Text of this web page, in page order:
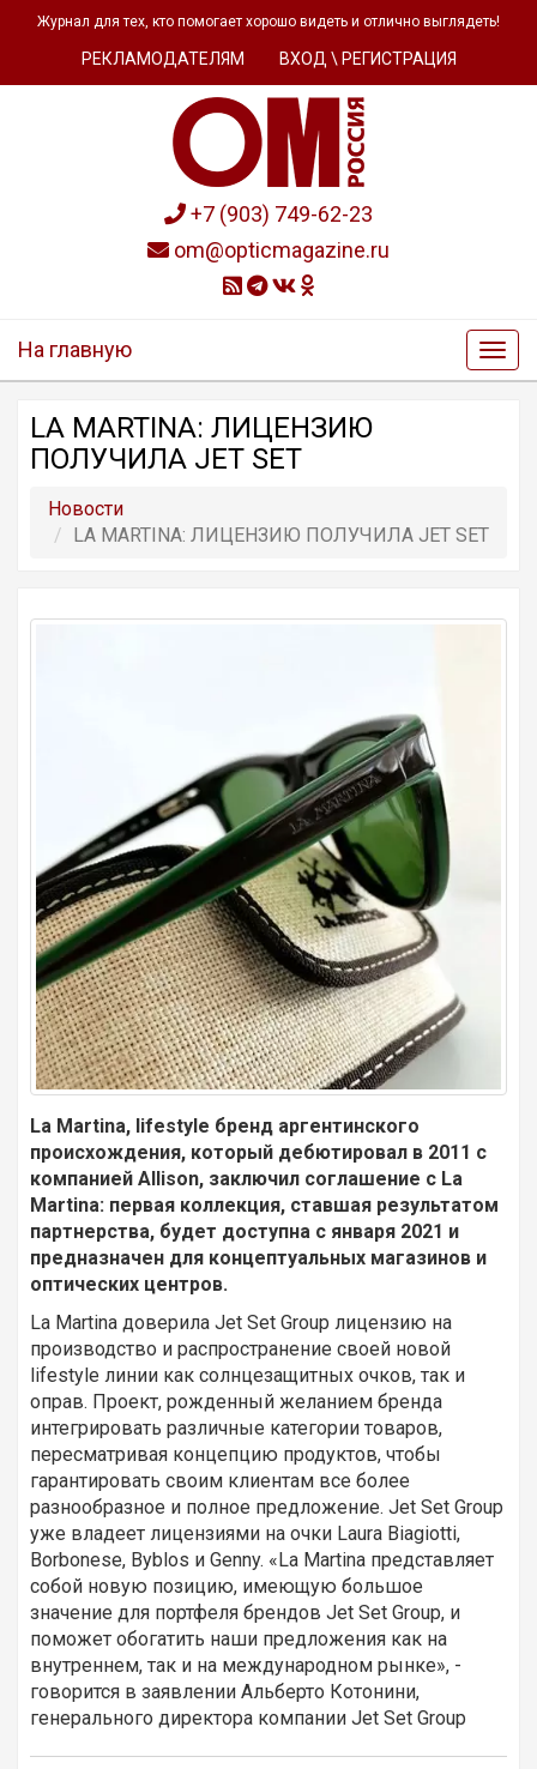
Журнал для тех, кто помогает хорошо видеть и отлично выглядеть!
РЕКЛАМОДАТЕЛЯМ ВХОД \ РЕГИСТРАЦИЯ
+7 (903) 749-62-23
om@opticmagazine.ru
На главную
LA MARTINA: ЛИЦЕНЗИЮ
ПОЛУЧИЛА JET SET
Новости
LA MARTINA: ЛИЦЕНЗИЮ ПОЛУЧИЛА JET SET
La Martina, lifestyle бренд аргентинского
происхождения, который дебютировал в 2011 с
компанией Allison, заключил соглашение с La
Martina: первая коллекция, ставшая результатом
партнерства, будет доступна с января 2021 и
предназначен для концептуальных магазинов и
оптических центров.
La Martina доверила Jet Set Group лицензию на
производство и распространение своей новой
lifestyle линии как солнцезащитных очков, так и
оправ. Проект, рожденный желанием бренда
интегрировать различные категории товаров,
пересматривая концепцию продуктов, чтобы
гарантировать своим клиентам все более
разнообразное и полное предложение. Jet Set Group
уже владеет лицензиями на очки Laura Biagiotti,
Borbonese, Byblos и Genny. «La Martina представляет
собой новую позицию, имеющую большое
значение для портфеля брендов Jet Set Group, и
поможет обогатить наши предложения как на
внутреннем, так и на международном рынке», -
говорится в заявлении Альберто Котонини,
генерального директора компании Jet Set Group